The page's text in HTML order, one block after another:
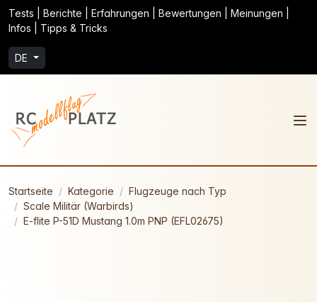
Tests | Berichte | Erfahrungen | Bewertungen | Meinungen |
Infos | Tipps & Tricks
DE
Startseite Kategorie
Flugzeuge nach Typ
Scale Militär (Warbirds)
E-flite P-51D Mustang 1.0m PNP (EFL02675)